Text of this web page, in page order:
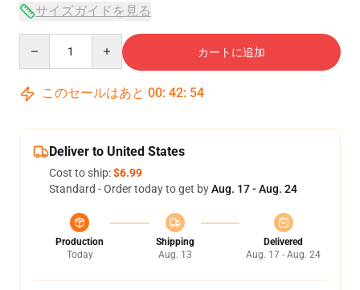
サイズガイドを見る
カートに追加
このセールはあと 00: 42: 54
Deliver to United States
Cost to ship:$6.99
Standard - Order today to get byAug. 17 - Aug. 24
Production
Today
Shipping
Aug. 13
Delivered
Aug. 17 - Aug. 24